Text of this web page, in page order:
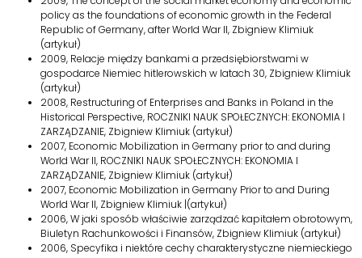
policy as the foundations of economic growth in the Federal
Republic of Germany, after World War II, Zbigniew Klimiuk
(artykuł)
2009, Relacje między bankami a przedsiębiorstwami w
gospodarce Niemiec hitlerowskich w latach 30, Zbigniew Klimiuk
(artykuł)
2008, Restructuring of Enterprises and Banks in Poland in the
Historical Perspective, ROCZNIKI NAUK SPOŁECZNYCH: EKONOMIA I
ZARZĄDZANIE, Zbigniew Klimiuk (artykuł)
2007, Economic Mobilization in Germany prior to and during
World War II, ROCZNIKI NAUK SPOŁECZNYCH: EKONOMIA I
ZARZĄDZANIE, Zbigniew Klimiuk (artykuł)
2007, Economic Mobilization in Germany Prior to and During
World War II, Zbigniew Klimiuk |(artykuł)
2006, W jaki sposób właściwie zarządzać kapitałem obrotowym,
Biuletyn Rachunkowości i Finansów, Zbigniew Klimiuk (artykuł)
2006, Specyfika i niektóre cechy charakterystyczne niemieckiego